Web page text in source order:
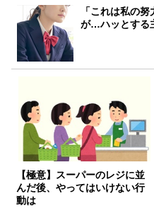
「これは私の
が…ハッとする
【極意】スーパーのレジに並
んだ後、やってはいけない行
動は